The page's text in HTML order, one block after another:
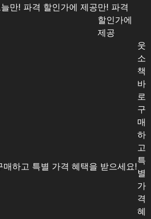
만! 파격
할인가에
제공
웃
소
책
바
로
구
매
하
고
특
별
가
격
혜